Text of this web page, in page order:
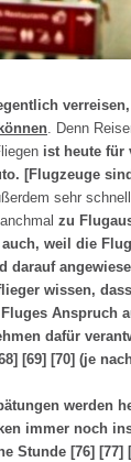
. Denn
ist heute für
[Flugzeuge
sehr schnell
zu
weil die
darauf
wissen,
Anspruch
dafür
[69] [70] (je
werden
immer noch
Stunde [76] [77]